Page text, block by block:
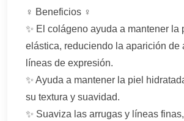
‍♀️ Beneficios ‍♀️
✨ El colágeno ayuda a mantener la
elástica, reduciendo la aparición de
líneas de expresión.
✨ Ayuda a mantener la piel
su textura y suavidad.
✨ Suaviza las arrugas y líneas finas,